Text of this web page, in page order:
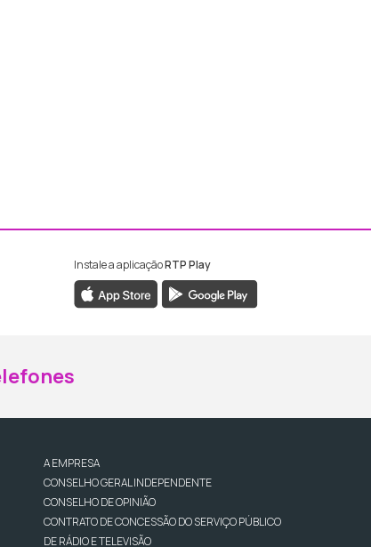
da RTP Madeira
da RTP Madeira
Instale a aplicaçãoRTP Play
A EMPRESA
CONSELHO GERAL INDEPENDENTE
CONSELHO DE OPINIÃO
CONTRATO DE CONCESSÃO DO SERVIÇO PÚBLICO
DE RÁDIO E TELEVISÃO